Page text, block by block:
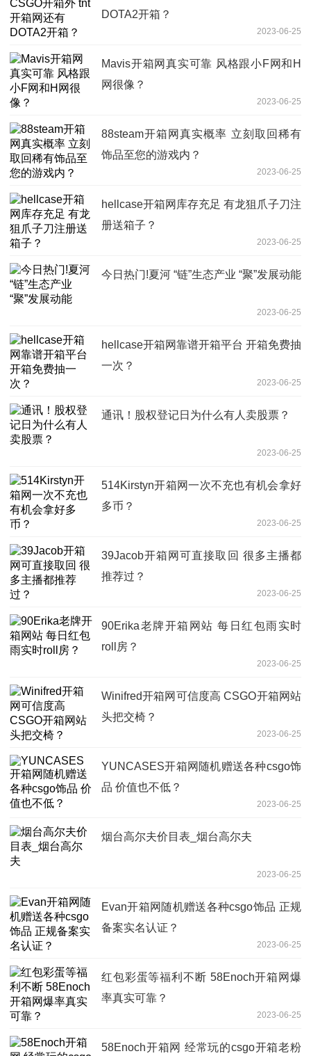
DOTA2开箱？
2023-06-25
Mavis开箱网真实可靠 风格跟小F网和H
网很像？
2023-06-25
88steam开箱网真实概率 立刻取回稀有
饰品至您的游戏内？
2023-06-25
hellcase开箱网库存充足 有龙狙爪子刀注
册送箱子？
2023-06-25
今日热门!夏河 “链”生态产业 “聚”发展动能
2023-06-25
hellcase开箱网靠谱开箱平台 开箱免费抽
一次？
2023-06-25
通讯！股权登记日为什么有人卖股票？
2023-06-25
514Kirstyn开箱网一次不充也有机会拿好
多币？
2023-06-25
39Jacob开箱网可直接取回 很多主播都
推荐过？
2023-06-25
90Erika老牌开箱网站 每日红包雨实时
roll房？
2023-06-25
Winifred开箱网可信度高 CSGO开箱网站
头把交椅？
2023-06-25
YUNCASES开箱网随机赠送各种csgo饰
品 价值也不低？
2023-06-25
烟台高尔夫价目表_烟台高尔夫
2023-06-25
Evan开箱网随机赠送各种csgo饰品 正规
备案实名认证？
2023-06-25
红包彩蛋等福利不断 58Enoch开箱网爆
率真实可靠？
2023-06-25
58Enoch开箱网 经常玩的csgo开箱老粉